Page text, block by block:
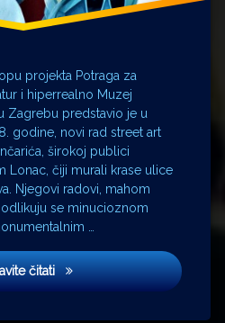
projekta Potraga za
i hiperrealno Muzej
Zagrebu predstavio je u
godine, novi rad street art
širokoj publici
Lonac, čiji murali krase ulice
Njegovi radovi, mahom
se minucioznom
…
čitatiStreet artist Lonac u MSU